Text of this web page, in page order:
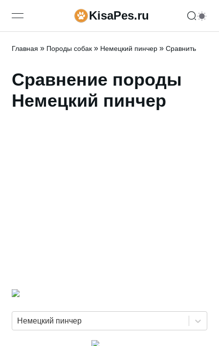
open navigation menuKisaPes.ru
Главная » Породы собак » Немецкий пинчер » Сравнить
Сравнение породы
Немецкий пинчер
Немецкий пинчер